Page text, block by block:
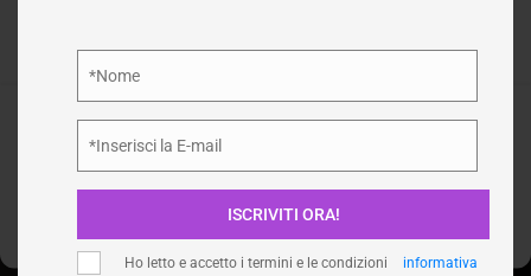
Accetta
Nega
Visualizza le preferenze
MOCASSINI
*Nome
*Inserisci la E-mail
ISCRIVITI ORA!
Ho letto e accetto i termini e le condizioni
informativa